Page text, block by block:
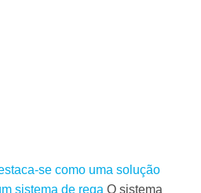
se como uma solução
sistema de rega O sistema